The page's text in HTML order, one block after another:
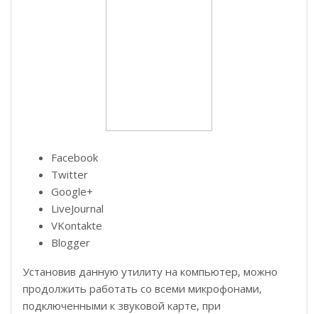
Facebook
Twitter
Google+
LiveJournal
VKontakte
Blogger
Установив данную утилиту на компьютер, можно
продолжить работать со всеми микрофонами,
подключенными к звуковой карте, при